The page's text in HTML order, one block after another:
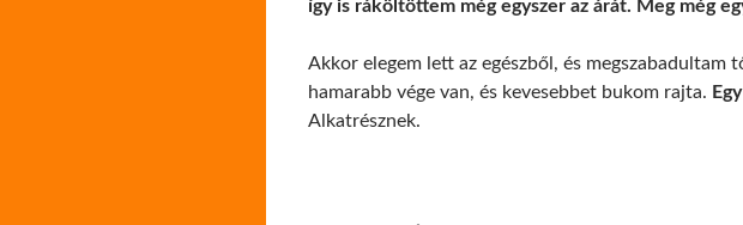
így is ráköltöttem még egyszer az árát. Meg még
Akkor elegem lett az egészből, és megszabadultam
hamarabb vége van, és kevesebbet bukom rajta.
Alkatrésznek.